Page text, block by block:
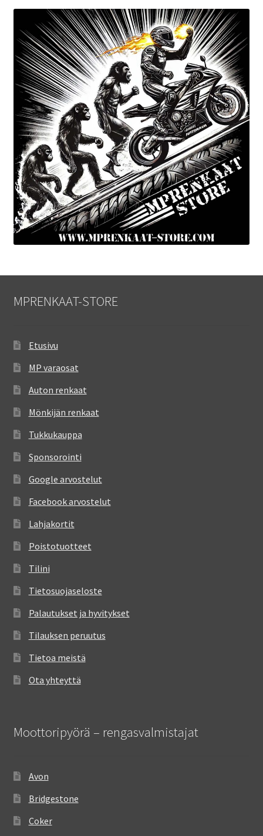
MPRENKAAT-STORE
Etusivu
MP varaosat
Auton renkaat
Mönkijän renkaat
Tukkukauppa
Sponsorointi
Google arvostelut
Facebook arvostelut
Lahjakortit
Poistotuotteet
Tilini
Tietosuojaseloste
Palautukset ja hyvitykset
Tilauksen peruutus
Tietoa meistä
Ota yhteyttä
Moottoripyörä – rengasvalmistajat
Avon
Bridgestone
Coker